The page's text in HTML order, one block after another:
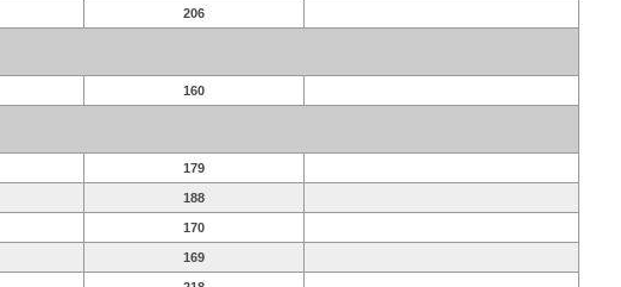
206
160
179
188
170
169